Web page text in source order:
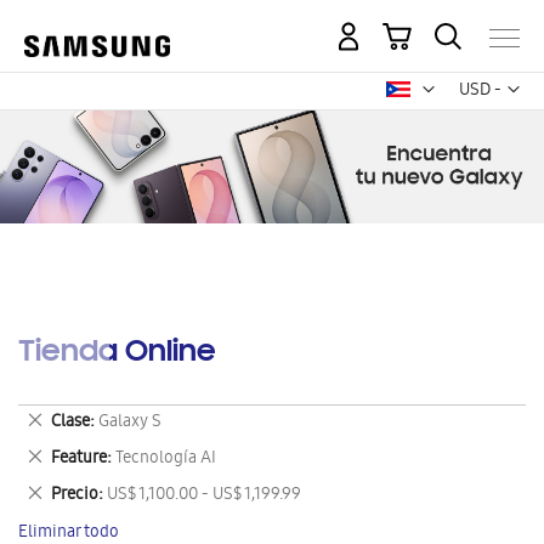
USD -
dólar
Mi carrito
Tienda Online
Clase Galaxy S
Eliminar
este
artículo
Feature Tecnología AI
Eliminar
este
artículo
Precio US$ 1,100.00 - US$ 1,199.99
Eliminar
este
Eliminar todo